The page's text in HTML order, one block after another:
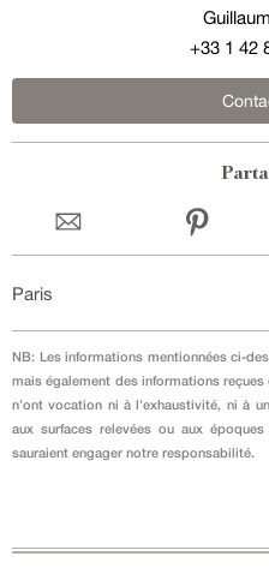
+33 1 42
Paris
NB: Les informations mentionnées ci-
mais également des informations
n’ont vocation ni à l’exhaustivité, ni à
aux surfaces relevées ou aux
sauraient engager notre responsabilité.